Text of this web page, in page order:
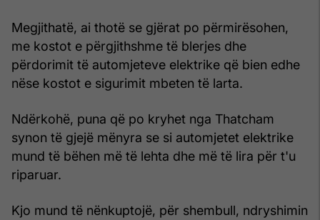
Megjithatë, ai thotë se gjërat po përmirësohen,
me kostot e përgjithshme të blerjes dhe
përdorimit të automjeteve elektrike që bien edhe
nëse kostot e sigurimit mbeten të larta.
Ndërkohë, puna që po kryhet nga Thatcham
synon të gjejë mënyra se si automjetet elektrike
mund të bëhen më të lehta dhe më të lira për t'u
riparuar.
Kjo mund të nënkuptojë, për shembull, ndryshimin